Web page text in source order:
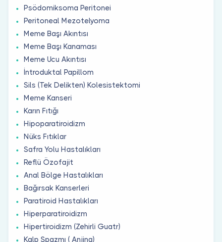
Psödomiksoma Peritonei
Peritoneal Mezotelyoma
Meme Başı Akıntısı
Meme Başı Kanaması
Meme Ucu Akıntısı
İntroduktal Papillom
Sils (Tek Delikten) Kolesistektomi
Meme Kanseri
Karın Fıtığı
Hipoparatiroidizm
Nüks Fıtıklar
Safra Yolu Hastalıkları
Reflü Özofajit
Anal Bölge Hastalıkları
Bağırsak Kanserleri
Paratiroid Hastalıkları
Hiperparatiroidizm
Hipertiroidizm (Zehirli Guatr)
Kalp Spazmı ( Anjina)